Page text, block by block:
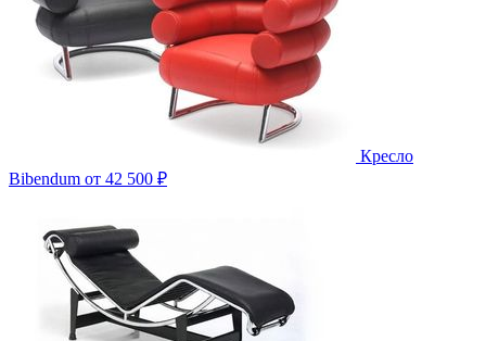
Кресло
Bibendum от 42 500 ₽